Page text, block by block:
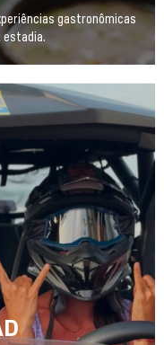
gastronômicas
estadia.